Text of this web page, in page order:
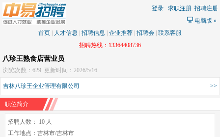
登录 求职注册 招聘注册
电脑版 »
首页
人才信息 招聘信息 企业推荐 招聘会 联系客服
招聘热线：13364408736
八珍王熟食店营业员
浏览次数：629 更新时间：2026/5/16
>>
吉林八珍王企业管理有限公司
职位简介
招聘人数： 10 人
工作地点：吉林市/吉林市